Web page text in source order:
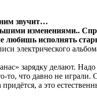
звучит…
изменениями..
любишь исполнять
электрического
зарядку делают. Надо
что давно не играли.
а это